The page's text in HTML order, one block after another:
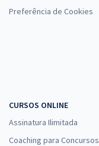
Preferência de Cookies
CURSOS ONLINE
Assinatura Ilimitada
Coaching para Concursos